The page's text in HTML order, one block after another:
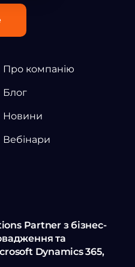
Про компанію
Блог
Новини
Вебінари
Partner з бізнес-
та
Dynamics 365,